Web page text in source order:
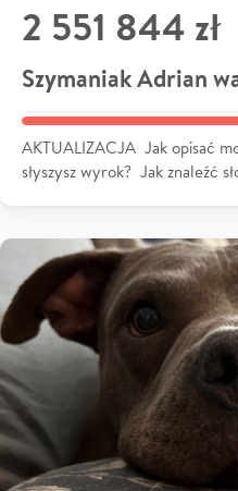
2 551 844 zł
Szymaniak Adrian
AKTUALIZACJA Jak opisać
słyszysz wyrok? Jak znaleźć